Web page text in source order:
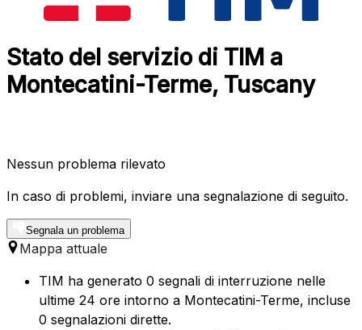
Stato del servizio di TIM a
Montecatini-Terme, Tuscany
Nessun problema rilevato
In caso di problemi, inviare una segnalazione di seguito.
Segnala un problema
Mappa attuale
TIM ha generato 0 segnali di interruzione nelle
ultime 24 ore intorno a Montecatini-Terme, incluse
0 segnalazioni dirette.